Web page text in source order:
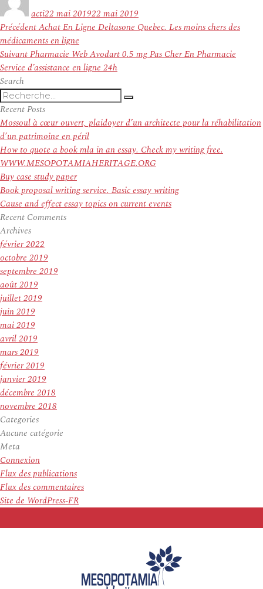
actile
22 mai 201922 mai 2019
Navigation
de
l’article
PrécédentArticle
précédent :
Achat En Ligne Deltasone Quebec. Les moins chers des
médicaments en ligne
SuivantArticle
suivant :
Pharmacie Web Avodart 0.5 mg Pas Cher En Pharmacie
Service d’assistance en ligne 24h
Search
Recherche
pour
:
Recherche
Recent Posts
Mossoul à cœur ouvert, plaidoyer d’un architecte pour la réhabilitation
d’un patrimoine en péril
How to quote a book mla in an essay. Check my writing free.
WWW.MESOPOTAMIAHERITAGE.ORG
Buy case study paper
Book proposal writing service. Basic essay writing
Cause and effect essay topics on current events
Recent Comments
Archives
février 2022
octobre 2019
septembre 2019
août 2019
juillet 2019
juin 2019
mai 2019
avril 2019
mars 2019
février 2019
janvier 2019
décembre 2018
novembre 2018
Categories
Aucune catégorie
Meta
Connexion
Flux des publications
Flux des commentaires
Site de WordPress-FR